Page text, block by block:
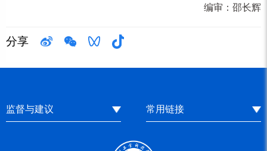
编审： 邵长辉
分享
监督与建议 常用链接